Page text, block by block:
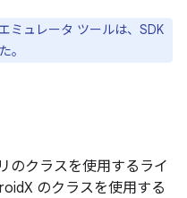
ミュレータ ツールは、SDK
。
のクラスを使用するライ
のクラスを使用する